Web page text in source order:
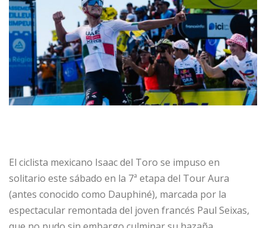
El ciclista mexicano Isaac del Toro se impuso en
solitario este sábado en la 7ª etapa del Tour Aura
(antes conocido como Dauphiné), marcada por la
espectacular remontada del joven francés Paul Seixas,